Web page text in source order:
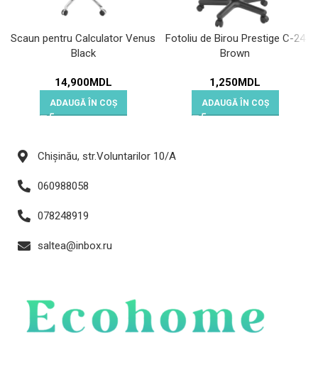
Scaun pentru Calculator Venus
Black
14,900MDL
ADAUGĂ ÎN COȘ
Fotoliu de Birou Prestige C-24
Brown
1,250MDL
ADAUGĂ ÎN COȘ
Chișinău, str.Voluntarilor 10/A
060988058
078248919
saltea@inbox.ru